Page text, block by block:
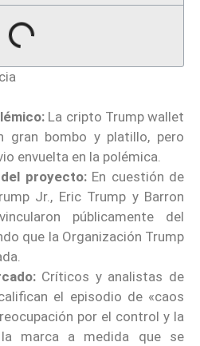
La cripto Trump wallet
gran bombo y platillo, pero
envuelta en la polémica.
proyecto:En cuestión de
Jr., Eric Trump y Barron
públicamente del
que la Organización Trump
Críticos y analistas de
el episodio de «caos
por el control y la
marca a medida que se